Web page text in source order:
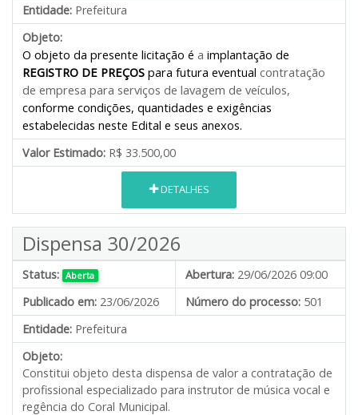
Entidade: Prefeitura
Objeto:
O objeto da presente licitação é a implantação de
REGISTRO DE PREÇOS para futura eventual contratação
de empresa para serviços de lavagem de veículos,
conforme condições, quantidades e exigências
estabelecidas neste Edital e seus anexos.
Valor Estimado: R$ 33.500,00
DETALHES
Dispensa 30/2026
Status: Aberta Abertura: 29/06/2026 09:00
Publicado em: 23/06/2026 Número do processo: 501
Entidade: Prefeitura
Objeto:
Constitui objeto desta dispensa de valor a contratação de
profissional especializado para instrutor de música vocal e
regência do Coral Municipal.